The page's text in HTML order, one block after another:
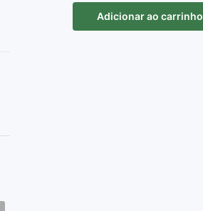
Adicionar ao carrinho